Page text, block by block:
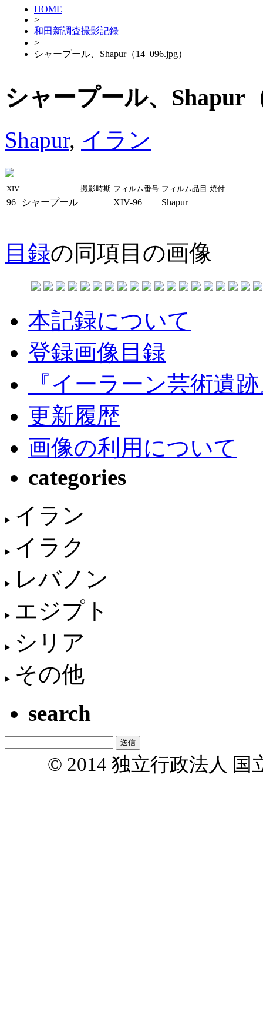
HOME
>
和田新調査撮影記録
>
シャープール、Shapur（14_096.jpg）
シャープール、Shapur
Shapur, イラン
XIV 撮影時期 フィルム番号 フィルム品目 焼付
96 シャープール XIV-96 Shapur
目録の同項目の画像
本記録について
登録画像目録
『イーラーン芸術遺
更新履歴
画像の利用について
categories
イラン
イラク
レバノン
エジプト
シリア
その他
search
© 2014 独立行政法人 国